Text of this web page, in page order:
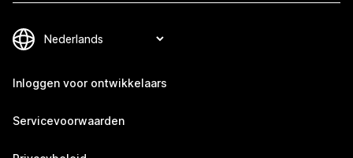
Inloggen voor ontwikkelaars
Servicevoorwaarden